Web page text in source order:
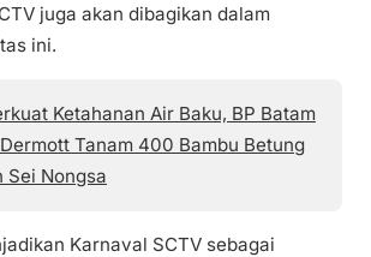
juga akan dibagikan dalam
ini.
Ketahanan Air Baku, BP Batam
Tanam 400 Bambu Betung
Sei Nongsa
Karnaval SCTV sebagai